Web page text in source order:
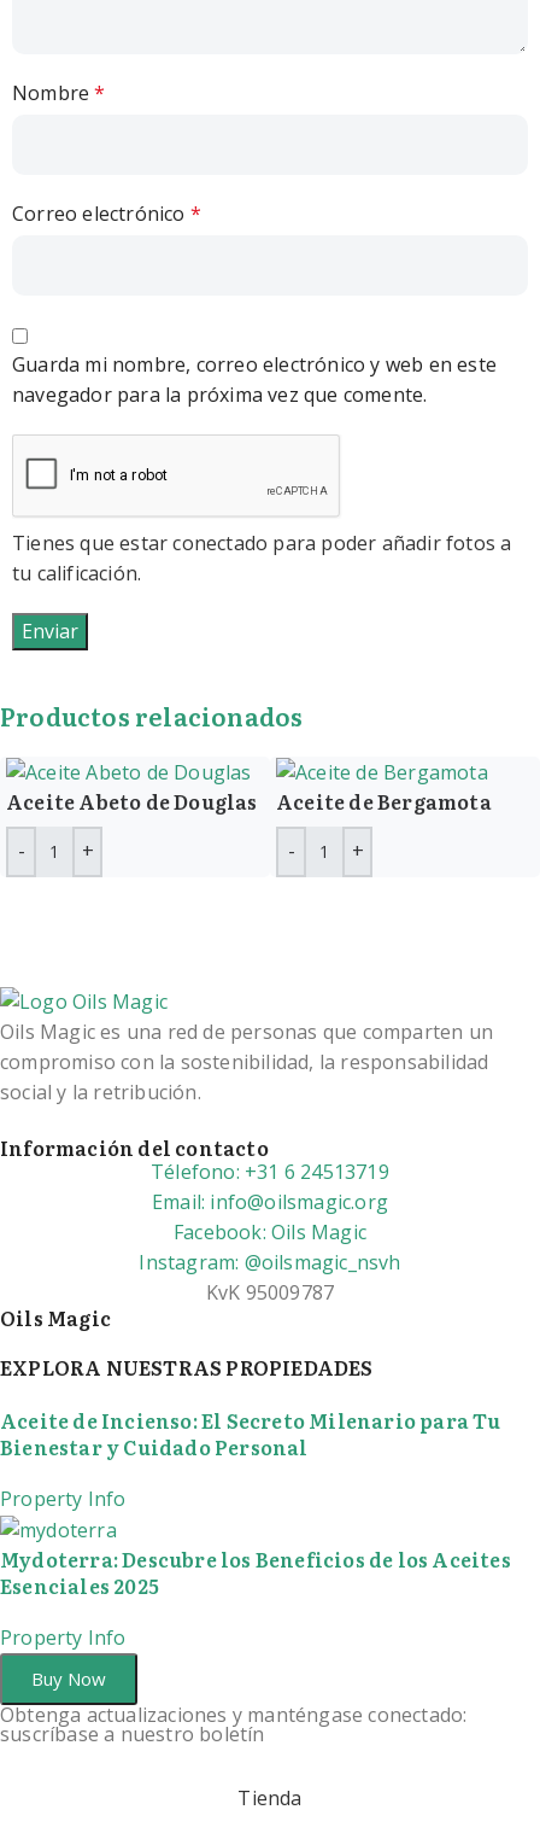
Nombre*
Correo electrónico *
Guarda mi nombre, correo electrónico y web en este
navegador para la próxima vez que comente.
Tienes que estar conectado para poder añadir fotos a
tu calificación.
Productos relacionados
Aceite Abeto de Douglas Aceite de Bergamota
Oils Magic es una red de personas que comparten un
compromiso con la sostenibilidad, la responsabilidad
social y la retribución.
Información del contacto
Télefono: +31 6 24513719
Email: info@oilsmagic.org
Facebook: Oils Magic
Instagram: @oilsmagic_nsvh
KvK 95009787
Oils Magic
EXPLORA NUESTRAS PROPIEDADES
Aceite de Incienso: El Secreto Milenario para Tu
Bienestar y Cuidado Personal
Property Info
Mydoterra: Descubre los Beneficios de los Aceites
Esenciales 2025
Property Info
Buy Now
Obtenga actualizaciones y manténgase conectado:
suscríbase a nuestro boletín
Tienda